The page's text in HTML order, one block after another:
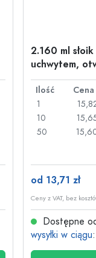
2.160 ml
uchwytem,
drucianym
Ilość
1
10
50
od 13,71 zł
Ceny z VAT, bez
Dostępne
wysyłki w ciągu